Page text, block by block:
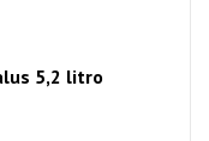
5,2 litro